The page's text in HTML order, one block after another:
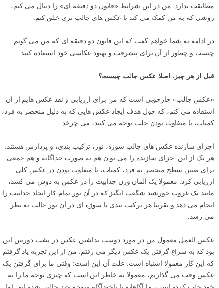
مطابقت ندارد. من در این شرایط «قانون دو دقیقه ای» را دنبال می کنم،
روشی که به من کمک می کند تا عکس های جالب تری خلق کنم.
در ادامه به شما خواهم گفت که این قانون دو دقیقه ای که من می گویم
چیست و چطور از آن برای پیشرفت و بهبود عکاسی خود استفاده کنید.
قبل از هر چیز، اصلا عکس جالب چیست؟
«عکس جالب» چارچوبی است که من برای ارزیابی و نقد عکس هایم از آن
استفاده می کنم، که حول هدف ایجاد عکس هایی که به دلیل منحصر به فرد،
کمیاب، یا متفاوت بودن جلب توجه می کنند، می چرخد.
اجزای سازنده عکس های جالب سوژه، نور، ترکیب بندی، و پردازش هستند.
هر یک از این اجزای سازنده را می توان هم به صورت جداگانه و هم جمعی
برای تعیین سطح منحصر به فرد، کمیاب، یا متفاوت بودن در عکس کلی
ارزیابی کرد. معمولا یک المان وزن جذابیت را در عکس به دوش می کشد،
مانند یک غروب خورشید شگفت انگیز که در آن نور تمام کار ایجاد جذابیت را
انجام می دهد و تقریبا هر ترکیب بندی یا سوژه ای در آن نور جالب به نظر
می رسد.
عکس العمل معمول من در مورد دوست نداشتن عکس در پشت دوربین این
بود که به سراغ گرفتن یک عکس دیگر می رفتم. من از این تجربه یاد گرفتم
که این کار معمولا اشتباه است. علت آن این است: وقتی ما برای گرفتن یک
عکس وقت می گذاریم، معمولا به خاطر این است که چیزی توجه ما را به